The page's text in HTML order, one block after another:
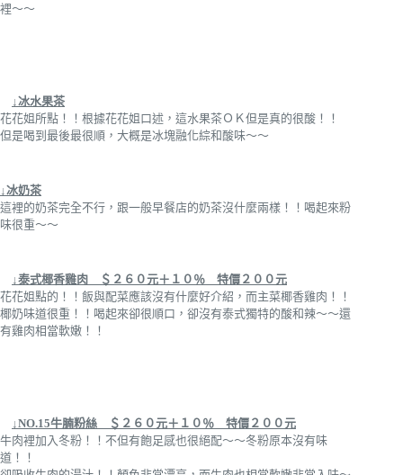
裡～～
↓冰水果茶
花花姐所點！！根據花花姐口述，這水果茶ＯＫ但是真的很酸！！
但是喝到最後最很順，大概是冰塊融化綜和酸味～～
↓冰奶茶
這裡的奶茶完全不行，跟一般早餐店的奶茶沒什麼兩樣！！喝起來粉
味很重～～
↓泰式椰香雞肉 ＄２６０元＋１０％ 特價２００元
花花姐點的！！飯與配菜應該沒有什麼好介紹，而主菜椰香雞肉！！
椰奶味道很重！！喝起來卻很順口，卻沒有泰式獨特的酸和辣～～還
有雞肉相當軟嫩！！
↓NO.15牛腩粉絲 ＄２６０元＋１０％ 特價２００元
牛肉裡加入冬粉！！不但有飽足感也很絕配～～冬粉原本沒有味
道！！